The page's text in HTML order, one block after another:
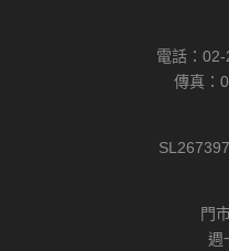
電話： 02-
傳真：
門
週